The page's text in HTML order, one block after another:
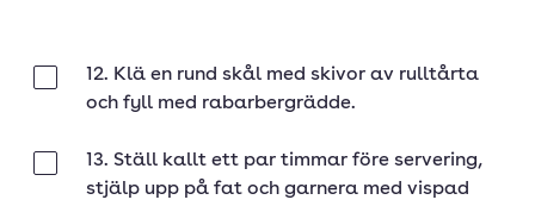
12. Klä en rund skål med skivor av rulltårta
och fyll med rabarbergrädde.
13. Ställ kallt ett par timmar före servering,
stjälp upp på fat och garnera med vispad